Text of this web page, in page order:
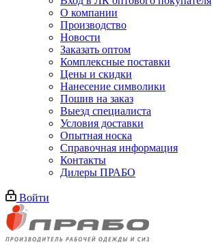
О компании
Производство
Новости
Заказать оптом
Комплексные поставки
Цены и скидки
Нанесение символики
Пошив на заказ
Выезд специалиста
Условия доставки
Опытная носка
Справочная информация
Контакты
Дилеры ПРАБО
Войти